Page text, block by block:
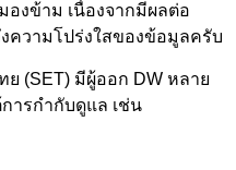
งข้าม เนื่องจากมีผลต่อ
ความโปร่งใสของข้อมูลครับ
(SET) มีผู้ออก DW หลาย
ารกำกับดูแล เช่น